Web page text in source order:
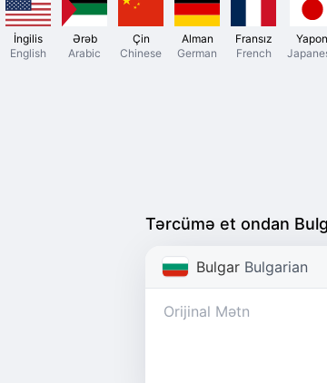
İngilis
English
Ərəb
Arabic
Çin
Chinese
Alman
German
Fransız
French
Yapon
Tərcümə et ondan
Bulgar Bulgarian